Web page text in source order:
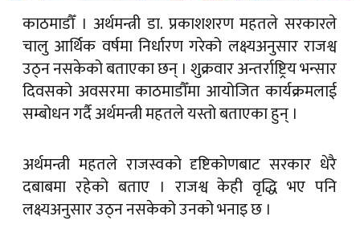
काठमाडौँ । अर्थमन्त्री डा. प्रकाशशरण महतले सरकारले
चालु आर्थिक वर्षमा निर्धारण गरेको लक्ष्यअनुसार राजश्व
उठ्न नसकेको बताएका छन् । शुक्रवार अन्तर्राष्ट्रिय भन्सार
दिवसको अवसरमा काठमाडौँमा आयोजित कार्यक्रमलाई
सम्बोधन गर्दै अर्थमन्त्री महतले यस्तो बताएका हुन् ।
अर्थमन्त्री महतले राजस्वको दृष्टिकोणबाट सरकार धेरै
दबाबमा रहेको बताए । राजश्व केही वृद्धि भए पनि
लक्ष्यअनुसार उठ्न नसकेको उनको भनाइ छ ।